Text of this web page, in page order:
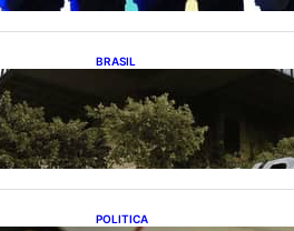
BRASIL
Projetos de saneamento
podem beneficiar 18
milhões de brasileiros
POLITICA